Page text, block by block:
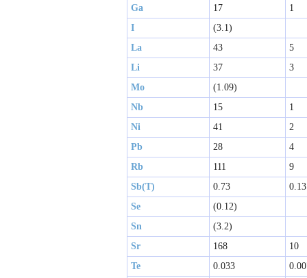
Ga
17
1
I
(3.1)
La
43
5
Li
37
3
Mo
(1.09)
Nb
15
1
Ni
41
2
Pb
28
4
Rb
111
9
Sb(T)
0.73
0.13
Se
(0.12)
Sn
(3.2)
Sr
168
10
Te
0.033